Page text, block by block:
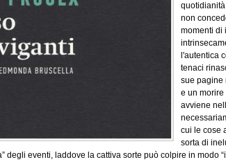
non
momenti di
l'autentica
tenaci
sue pagine
e un
avviene
cui le cose
sorta di
degli eventi, laddove la cattiva sorte può colpire in modo